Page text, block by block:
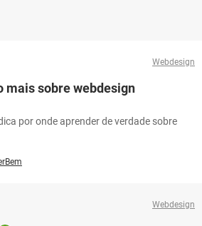
Webdesign
mais sobre webdesign
por onde aprender de verdade sobre
Webdesign